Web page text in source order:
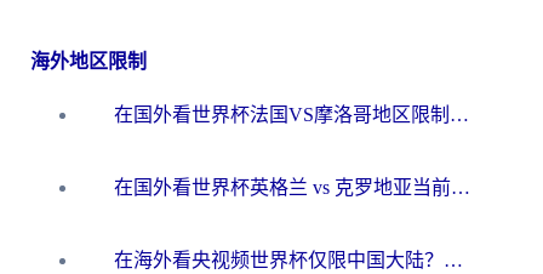
海外地区限制
在国外看世界杯法国VS摩洛哥地区限制？这篇指南让你流畅看中文解说无压力
在国外看世界杯英格兰 vs 克罗地亚当前地区不可播放？这篇指南帮你搞定所有海外观赛难题
在海外看央视频世界杯仅限中国大陆？这篇指南帮你解锁中文解说+无卡顿直播